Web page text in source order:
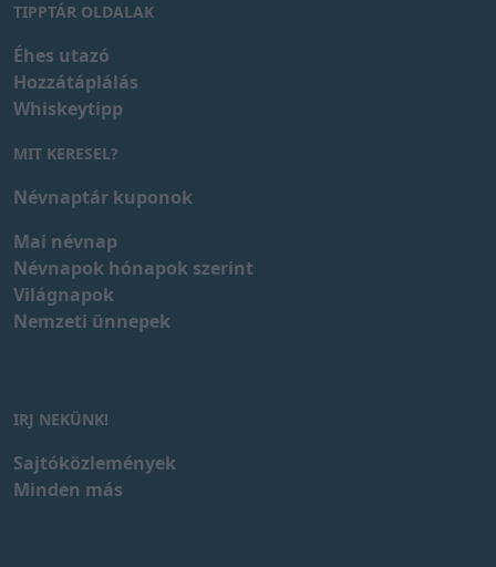
TIPPTÁR OLDALAK
Éhes utazó
Hozzátáplálás
Whiskeytipp
MIT KERESEL?
Névnaptár kuponok
Mai névnap
Névnapok hónapok szerint
Világnapok
Nemzeti ünnepek
IRJ NEKÜNK!
Sajtóközlemények
Minden más